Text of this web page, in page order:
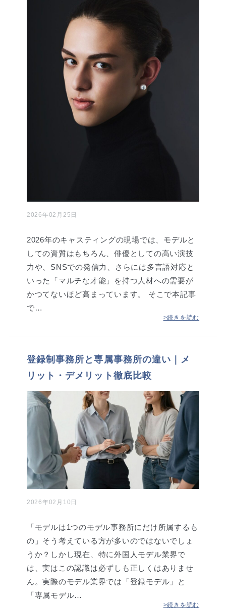
2026年02月25日
2026年のキャスティングの現場では、モデルと
しての資質はもちろん、俳優としての高い演技
力や、SNSでの発信力、さらには多言語対応と
いった「マルチな才能」を持つ人材への需要が
かつてないほど高まっています。 そこで本記事
で…
>続きを読む
登録制事務所と専属事務所の違い｜メ
リット・デメリット徹底比較
2026年02月10日
「モデルは1つのモデル事務所にだけ所属するも
の」そう考えている方が多いのではないでしょ
うか？しかし現在、特に外国人モデル業界で
は、実はこの認識は必ずしも正しくはありませ
ん。実際のモデル業界では「登録モデル」と
「専属モデル…
>続きを読む